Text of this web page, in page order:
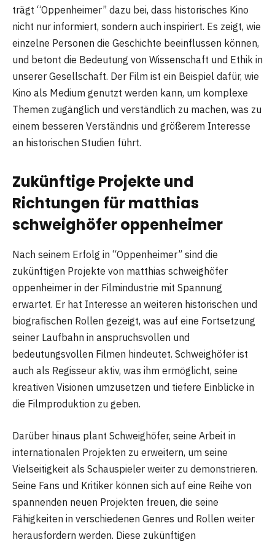
trägt “Oppenheimer” dazu bei, dass historisches Kino
nicht nur informiert, sondern auch inspiriert. Es zeigt, wie
einzelne Personen die Geschichte beeinflussen können,
und betont die Bedeutung von Wissenschaft und Ethik in
unserer Gesellschaft. Der Film ist ein Beispiel dafür, wie
Kino als Medium genutzt werden kann, um komplexe
Themen zugänglich und verständlich zu machen, was zu
einem besseren Verständnis und größerem Interesse
an historischen Studien führt.
Zukünftige Projekte und
Richtungen für matthias
schweighöfer oppenheimer
Nach seinem Erfolg in “Oppenheimer” sind die
zukünftigen Projekte von matthias schweighöfer
oppenheimer in der Filmindustrie mit Spannung
erwartet. Er hat Interesse an weiteren historischen und
biografischen Rollen gezeigt, was auf eine Fortsetzung
seiner Laufbahn in anspruchsvollen und
bedeutungsvollen Filmen hindeutet. Schweighöfer ist
auch als Regisseur aktiv, was ihm ermöglicht, seine
kreativen Visionen umzusetzen und tiefere Einblicke in
die Filmproduktion zu geben.
Darüber hinaus plant Schweighöfer, seine Arbeit in
internationalen Projekten zu erweitern, um seine
Vielseitigkeit als Schauspieler weiter zu demonstrieren.
Seine Fans und Kritiker können sich auf eine Reihe von
spannenden neuen Projekten freuen, die seine
Fähigkeiten in verschiedenen Genres und Rollen weiter
herausfordern werden. Diese zukünftigen